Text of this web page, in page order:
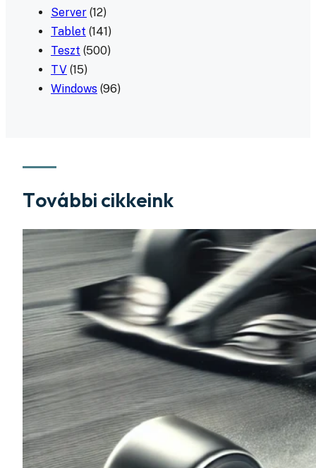
Server (12)
Tablet (141)
Teszt (500)
TV (15)
Windows (96)
További cikkeink